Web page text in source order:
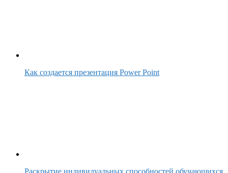
Как создается презентация Power Point
Раскрытие индивидуальных способностей обучающихся